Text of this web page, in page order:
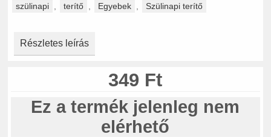
szülinapi terítő Egyebek Szülinapi terítő
Részletes leírás
349 Ft
Ez a termék jelenleg nem
elérhető